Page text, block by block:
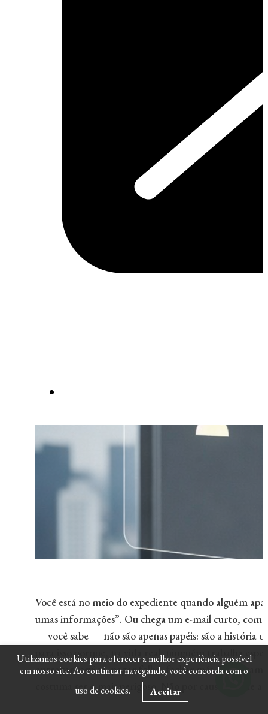
Você está no meio do expediente quando alguém
umas informações”. Ou chega um e-mail curto,
— você sabe — não são apenas papéis: são a história
para isso porque, na vida real, ninguém trabalha
entregar serviço, pagar folha, fechar mês. E é
costuma ser o mais perigoso. Não por causa do que
Utilizamos cookies para oferecer a melhor experiência possível
em nosso site. Ao continuar navegando, você concorda com o
uso de cookies.
Aceitar